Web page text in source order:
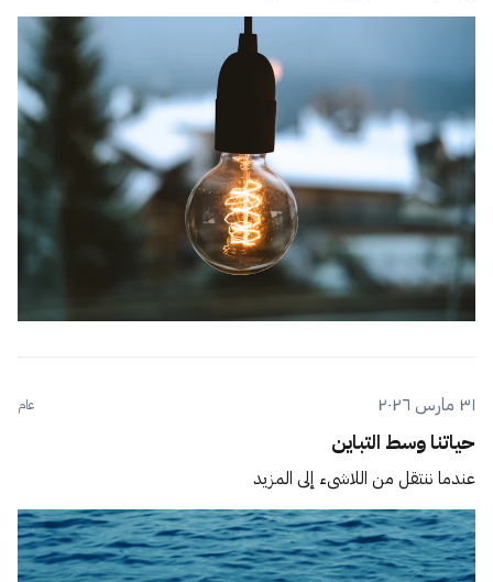
٣١ مارس ٢٠٢٦ عام
حياتنا وسط التباين
عندما ننتقل من اللاشيء إلى المزيد